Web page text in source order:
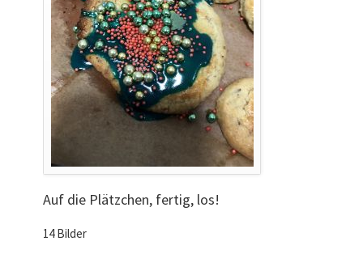
Auf die Plätzchen, fertig, los!
14 Bilder